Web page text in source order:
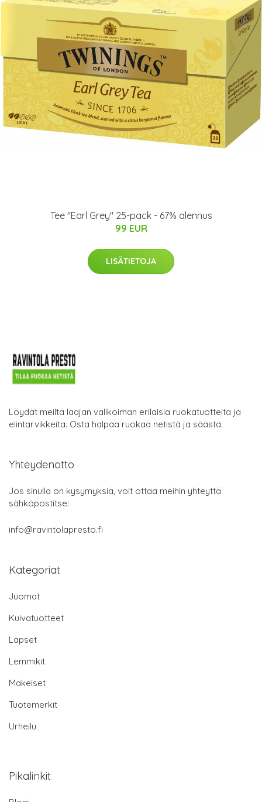
Tee "Earl Grey" 25-pack - 67% alennus
99 EUR
LISÄTIETOJA
Löydät meiltä laajan valikoiman erilaisia ruokatuotteita ja
elintarvikkeita. Osta halpaa ruokaa netistä ja säästä.
Yhteydenotto
Jos sinulla on kysymyksiä, voit ottaa meihin yhteyttä
sähköpostitse:
info@ravintolapresto.fi
Kategoriat
Juomat
Kuivatuotteet
Lapset
Lemmikit
Makeiset
Tuotemerkit
Urheilu
Pikalinkit